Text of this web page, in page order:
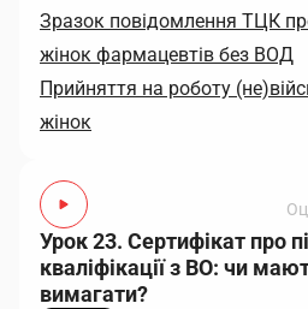
Зразок повідомлення ТЦК
жінок фармацевтів без ВОД
Прийняття на роботу
жінок
Урок 23. Сертифікат про
кваліфікації з ВО: чи
вимагати?